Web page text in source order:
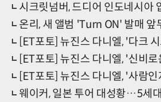
시크릿넘버, 드디어 인도네시아 입
온리, 새 앨범 'Turn ON' 발매 앞
[ET포토] 뉴진스 다니엘, '다크
[ET포토] 뉴진스 다니엘, '신비
[ET포토] 뉴진스 다니엘, '사람
웨이커, 일본 투어 대성황…5세